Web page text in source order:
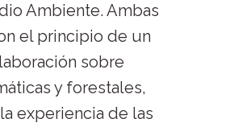
Ambiente. Ambas
el principio de un
sobre
y forestales,
experiencia de las